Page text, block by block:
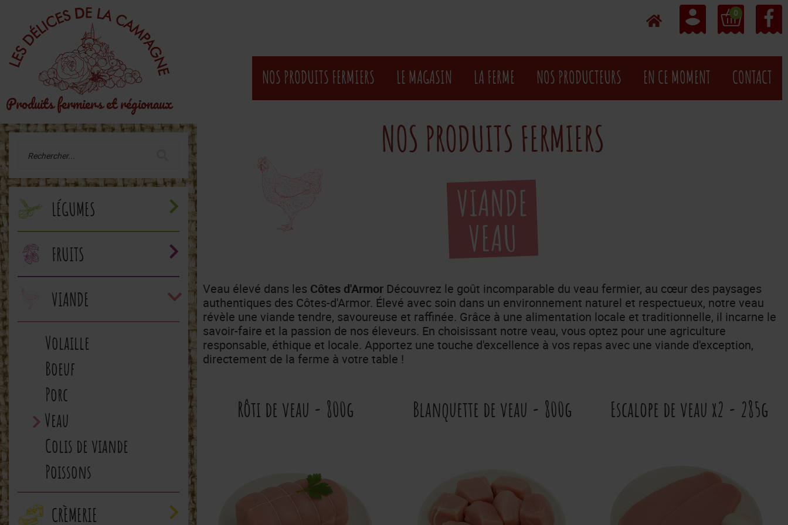
0
Produits fermiers et régionaux
NOS PRODUITS FERMIERS LE MAGASIN LA FERME NOS PRODUCTEURS EN CE MOMENT CONTACT
LÉGUMES
FRUITS
VIANDE
Volaille
Boeuf
Porc
Veau
Colis de viande
Poissons
CRÈMERIE
NOS PRODUITS FERMIERS
VIANDE
VEAU
Veau élevé dans les Côtes d'Armor Découvrez le goût incomparable du veau fermier, au cœur des paysages
authentiques des Côtes-d'Armor. Élevé avec soin dans un environnement naturel et respectueux, notre veau
révèle une viande tendre, savoureuse et raffinée. Grâce à une alimentation locale et traditionnelle, il incarne le
savoir-faire et la passion de nos éleveurs. En choisissant notre veau, vous optez pour une agriculture
responsable, éthique et locale. Apportez une touche d'excellence à vos repas avec une viande d'exception,
directement de la ferme à votre table !
Rôti de veau - 800g Blanquette de veau - 800g Escalope de veau x2 - 285g